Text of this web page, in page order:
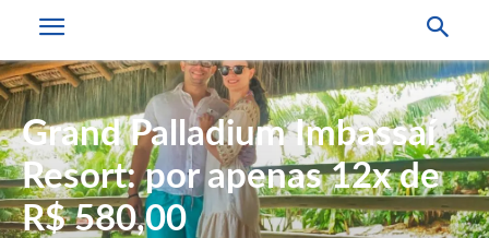
Grand Palladium Imbassaí
Resort: por apenas 12x de
R$ 580,00